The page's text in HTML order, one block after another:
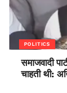
POLITICS
समाजवादी
चाहती थी: